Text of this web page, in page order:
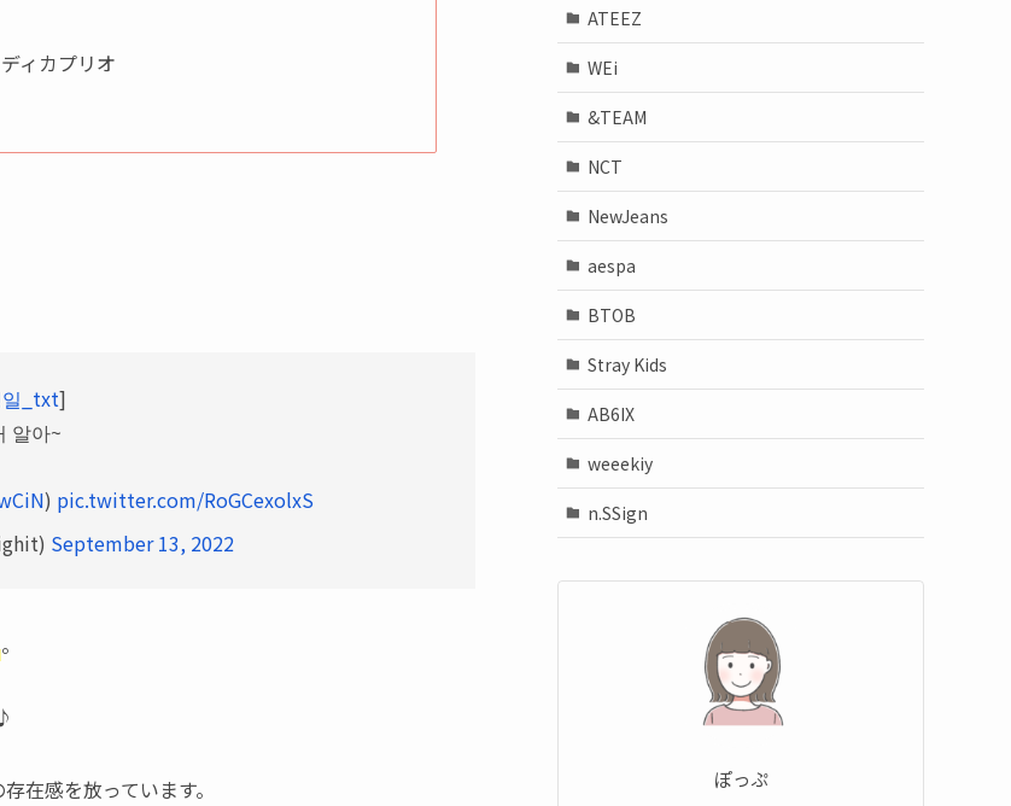
ィカプリオ
_txt]
알아~
) pic.twitter.com/RoGCexolxS
September 13, 2022
。
在感を放っています。
ATEEZ
WEi
&TEAM
NCT
NewJeans
aespa
BTOB
Stray Kids
AB6IX
weeekiy
n.SSign
ぽっぷ